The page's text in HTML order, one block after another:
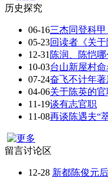
历史探究
06-16三杰同登科
05-23回读者《关
12-31 陈润、陈恺哪
10-03台山新屋村
07-24奋飞不计年
04-06关于陈英的官
11-19谈有志官职
11-08再谈陈遇夫“
留言讨论区
12-28 新都陈俊元